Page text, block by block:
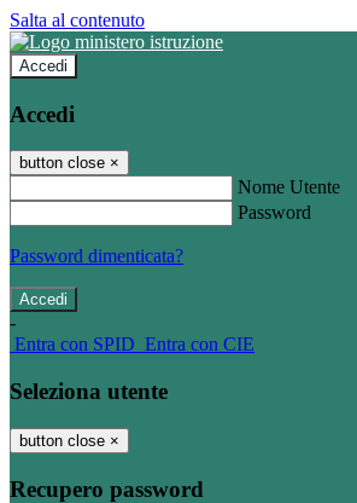
Salta al contenuto
Accedi
Accedi
button close ×
Nome Utente
Password
Password dimenticata?
-
Entra con SPID Entra con CIE
Seleziona utente
button close ×
Recupero password